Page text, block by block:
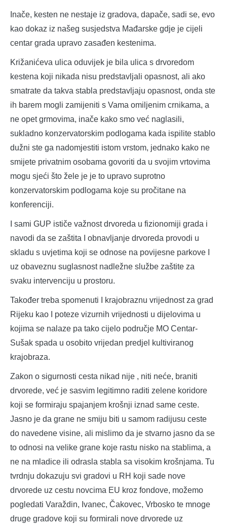
Inače, kesten ne nestaje iz gradova, dapače, sadi se, evo
kao dokaz iz našeg susjedstva Mađarske gdje je cijeli
centar grada upravo zasađen kestenima.
Križanićeva ulica oduvijek je bila ulica s drvoredom
kestena koji nikada nisu predstavljali opasnost, ali ako
smatrate da takva stabla predstavljaju opasnost, onda ste
ih barem mogli zamijeniti s Vama omiljenim crnikama, a
ne opet grmovima, inače kako smo već naglasili,
sukladno konzervatorskim podlogama kada ispilite stablo
dužni ste ga nadomjestiti istom vrstom, jednako kako ne
smijete privatnim osobama govoriti da u svojim vrtovima
mogu sjeći što žele je je to upravo suprotno
konzervatorskim podlogama koje su pročitane na
konferenciji.
I sami GUP ističe važnost drvoreda u fizionomiji grada i
navodi da se zaštita I obnavljanje drvoreda provodi u
skladu s uvjetima koji se odnose na povijesne parkove I
uz obaveznu suglasnost nadležne službe zaštite za
svaku intervenciju u prostoru.
Također treba spomenuti I krajobraznu vrijednost za grad
Rijeku kao I poteze vizurnih vrijednosti u dijelovima u
kojima se nalaze pa tako cijelo područje MO Centar-
Sušak spada u osobito vrijedan predjel kultiviranog
krajobraza.
Zakon o sigurnosti cesta nikad nije , niti neće, braniti
drvorede, već je sasvim legitimno raditi zelene koridore
koji se formiraju spajanjem krošnji iznad same ceste.
Jasno je da grane ne smiju biti u samom radijusu ceste
do navedene visine, ali mislimo da je stvarno jasno da se
to odnosi na velike grane koje rastu nisko na stablima, a
ne na mladice ili odrasla stabla sa visokim krošnjama. Tu
tvrdnju dokazuju svi gradovi u RH koji sade nove
drvorede uz cestu novcima EU kroz fondove, možemo
pogledati Varaždin, Ivanec, Čakovec, Vrbosko te mnoge
druge gradove koji su formirali nove drvorede uz